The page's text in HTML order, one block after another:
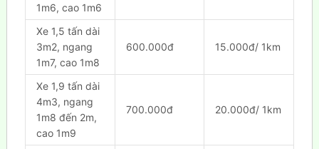
1m6, cao 1m6
Xe 1,5 tấn dài
3m2, ngang
1m7, cao 1m8
600.000đ 15.000đ/ 1km
Xe 1,9 tấn dài
4m3, ngang
1m8 đến 2m,
cao 1m9
700.000đ 20.000đ/ 1km